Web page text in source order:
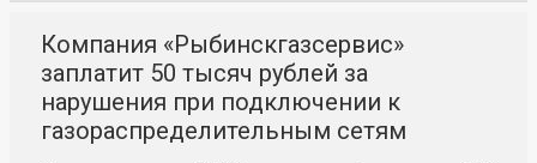
Компания «Рыбинскгазсервис»
заплатит 50 тысяч рублей за
нарушения при подключении к
газораспределительным сетям